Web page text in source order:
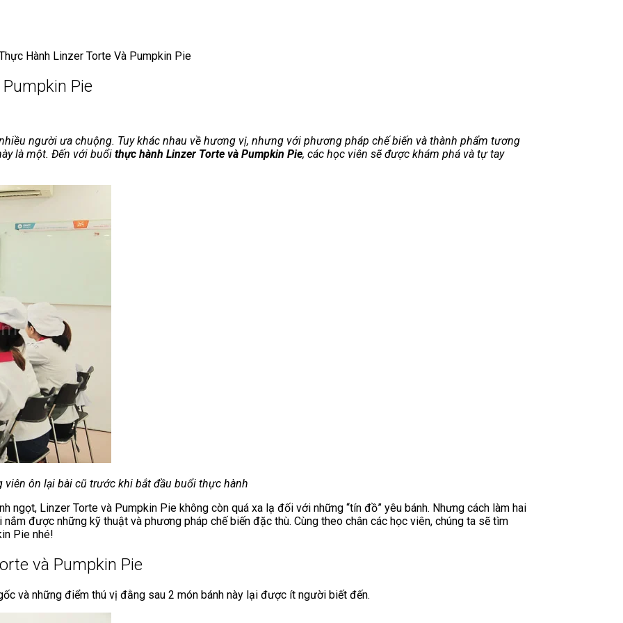
Hành Linzer Torte Và Pumpkin Pie
Pie
người ưa chuộng. Tuy khác nhau về hương vị, nhưng với phương pháp chế biến và thành phẩm tương
là một. Đến với buổi thực hành Linzer Torte và Pumpkin Pie, các học viên sẽ được khám phá và tự tay
viên ôn lại bài cũ trước khi bắt đầu buổi thực hành
ngọt, Linzer Torte và Pumpkin Pie không còn quá xa lạ đối với những “tín đồ” yêu bánh. Nhưng cách làm hai
được những kỹ thuật và phương pháp chế biến đặc thù. Cùng theo chân các học viên, chúng ta sẽ tìm
Pie nhé!
và Pumpkin Pie
và những điểm thú vị đằng sau 2 món bánh này lại được ít người biết đến.